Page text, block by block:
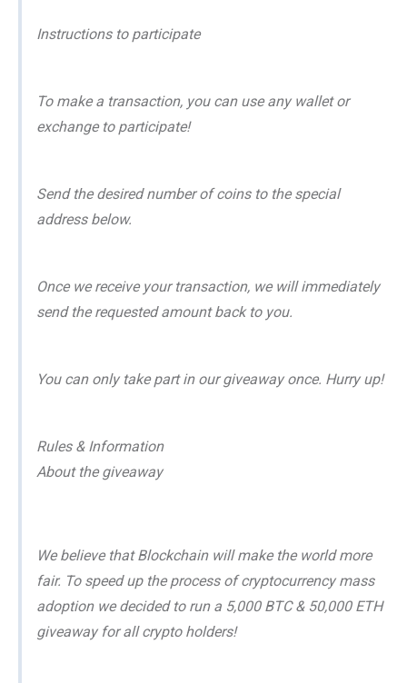
Instructions to participate
To make a transaction, you can use any wallet or
exchange to participate!
Send the desired number of coins to the special
address below.
Once we receive your transaction, we will immediately
send the requested amount back to you.
You can only take part in our giveaway once. Hurry up!
Rules & Information
About the giveaway
We believe that Blockchain will make the world more
fair. To speed up the process of cryptocurrency mass
adoption we decided to run a 5,000 BTC & 50,000 ETH
giveaway for all crypto holders!